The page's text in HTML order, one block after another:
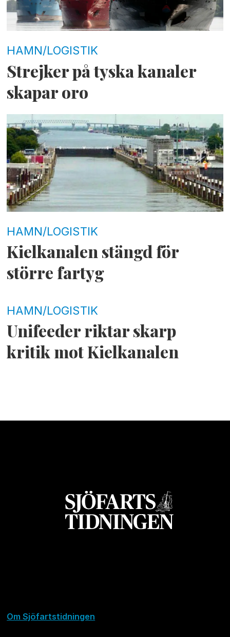
HAMN/LOGISTIK
Strejker på tyska kanaler
skapar oro
HAMN/LOGISTIK
Kielkanalen stängd för
större fartyg
HAMN/LOGISTIK
Unifeeder riktar skarp
kritik mot Kielkanalen
Om Sjöfartstidningen